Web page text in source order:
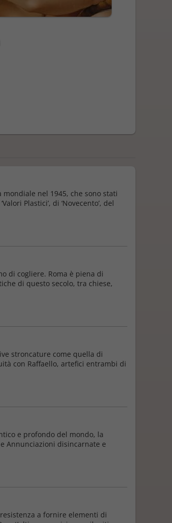
mondiale nel 1945, che sono stati
Plastici’, di ‘Novecento’, del
di cogliere. Roma è piena di
di questo secolo, tra chiese,
stroncature come quella di
con Raffaello, artefici entrambi di
e profondo del mondo, la
Annunciazioni disincarnate e
a fornire elementi di